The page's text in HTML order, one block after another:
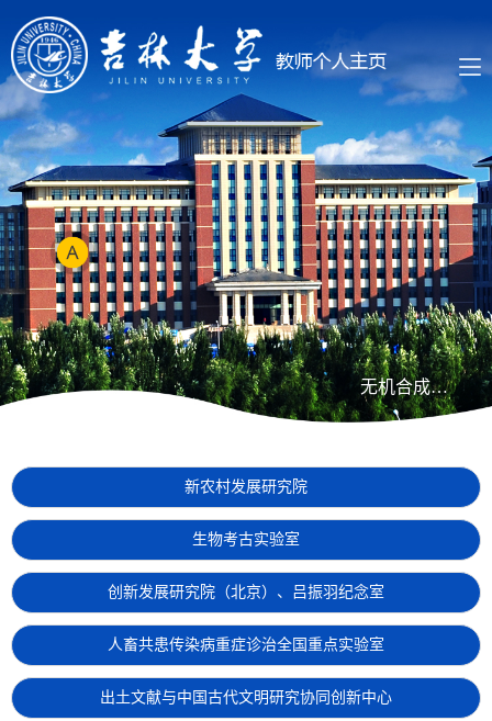
无机合成与制备化学全国重点实验室
新农村发展研究院
生物考古实验室
创新发展研究院（北京）、吕振羽纪念室
人畜共患传染病重症诊治全国重点实验室
出土文献与中国古代文明研究协同创新中心